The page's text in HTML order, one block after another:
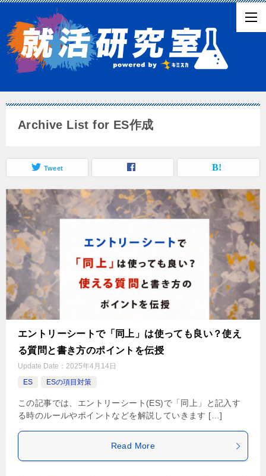
Archive List for ES作成
Tweet
エントリーシートで「同上」は使っても良い？使え
る質問と書き方のポイントを伝授
Update Date： 2025年4月14日
ES
ESの項目対策
この記事では、エントリーシート(ES)で「同上」と記入す
る時のルールやポイントなどを解説していきます […]
Read More